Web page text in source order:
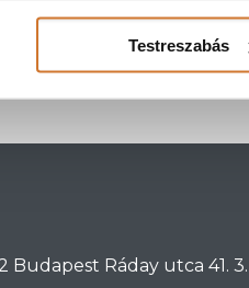
Testreszabás
Budapest Ráday utca 41.